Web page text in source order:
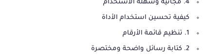
4. مجانية وسهلة الاستخدام
كيفية تحسين استخدام الأداة
1. تنظيم قائمة الأرقام
2. كتابة رسائل واضحة ومختصرة